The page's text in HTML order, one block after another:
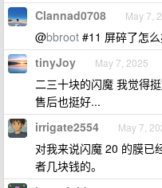
Clannad0708 May 7,
@bbroot #11 屏碎了怎
tinyJoy May 7, 2025
二三十块的闪魔 我觉得
售后也挺好...
irrigate2554 May 7,
对我来说闪魔 20 的膜已
者几块钱的。